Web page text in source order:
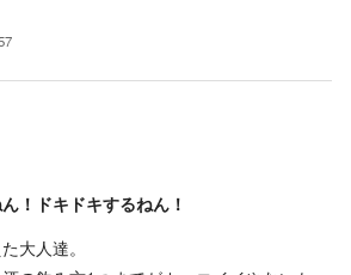
！ドキドキするねん！
大人達。